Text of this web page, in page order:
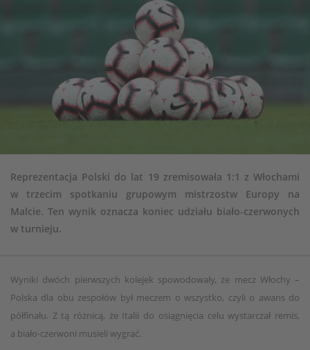
Reprezentacja Polski do lat 19 zremisowała 1:1 z Włochami
w trzecim spotkaniu grupowym mistrzostw Europy na
Malcie. Ten wynik oznacza koniec udziału biało-czerwonych
w turnieju.
Wyniki dwóch pierwszych kolejek spowodowały, że mecz Włochy –
Polska dla obu zespołów był meczem o wszystko, czyli o awans do
półfinału. Z tą różnicą, że Italii do osiągnięcia celu wystarczał remis,
a biało-czerwoni musieli wygrać.